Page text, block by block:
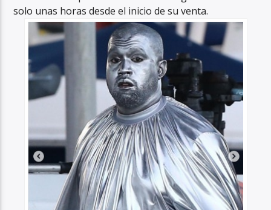
solo unas horas desde el inicio de su venta.